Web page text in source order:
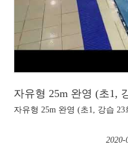
자유형 25m 완영 (초1,
자유형 25m 완영 (초1, 강습 23
2020-